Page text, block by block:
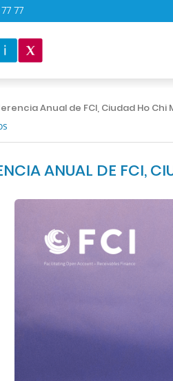
77
Anual de FCI, Ciudad Ho Chi
ANUAL DE FCI,